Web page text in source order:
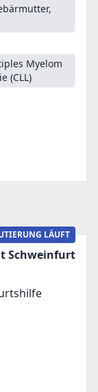
Myelom
(CLL)
LÄUFT
Schweinfurt